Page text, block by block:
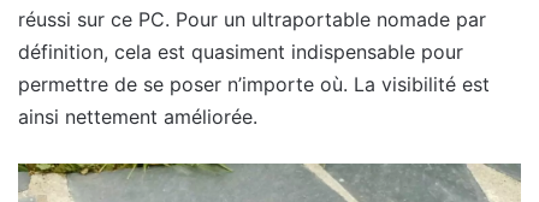
réussi sur ce PC. Pour un ultraportable nomade par
définition, cela est quasiment indispensable pour
permettre de se poser n’importe où. La visibilité est
ainsi nettement améliorée.